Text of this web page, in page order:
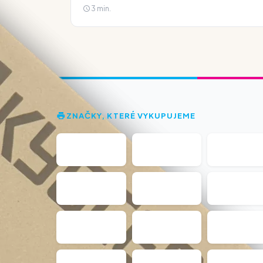
3 min.
ZNAČKY, KTERÉ VYKUPUJEME